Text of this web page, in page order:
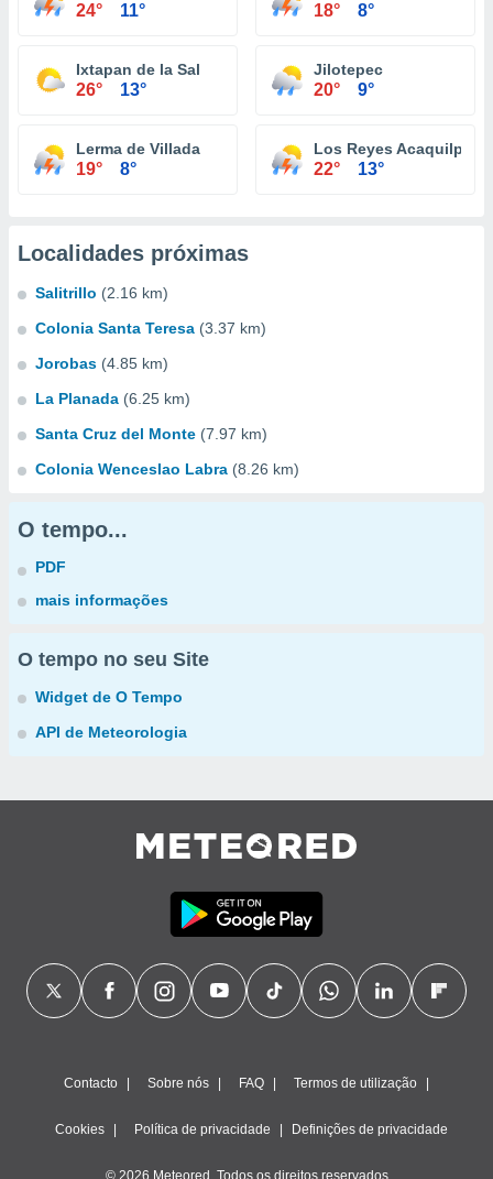
24° 11° 18° 8°
Ixtapan de la Sal
26° 13°
Jilotepec
20° 9°
Lerma de Villada
19° 8°
Los Reyes Acaquilpan
22° 13°
Localidades próximas
Salitrillo (2.16 km)
Colonia Santa Teresa (3.37 km)
Jorobas (4.85 km)
La Planada (6.25 km)
Santa Cruz del Monte (7.97 km)
Colonia Wenceslao Labra (8.26 km)
O tempo...
PDF
mais informações
O tempo no seu Site
Widget de O Tempo
API de Meteorologia
Contacto Sobre nós FAQ Termos de utilização
Cookies Política de privacidade Definições de privacidade
© 2026 Meteored. Todos os direitos reservados